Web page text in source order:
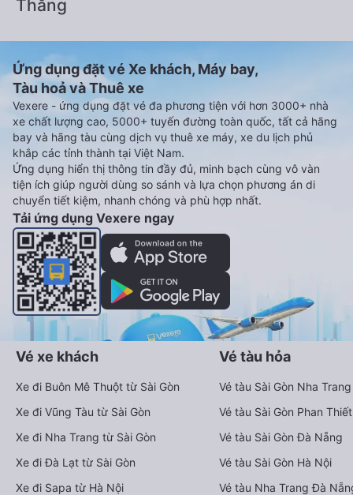
Thắng
Ứng dụng đặt vé Xe khách, Máy bay,
Tàu hoả và Thuê xe
Vexere - ứng dụng đặt vé đa phương tiện với hơn 3000+ nhà
xe chất lượng cao, 5000+ tuyến đường toàn quốc, tất cả hãng
bay và hãng tàu cùng dịch vụ thuê xe máy, xe du lịch phủ
khắp các tỉnh thành tại Việt Nam.
Ứng dụng hiển thị thông tin đầy đủ, minh bạch cùng vô vàn
tiện ích giúp người dùng so sánh và lựa chọn phương án di
chuyển tiết kiệm, nhanh chóng và phù hợp nhất.
Tải ứng dụng Vexere ngay
Vé xe khách
Xe đi Buôn Mê Thuột từ Sài Gòn
Xe đi Vũng Tàu từ Sài Gòn
Xe đi Nha Trang từ Sài Gòn
Xe đi Đà Lạt từ Sài Gòn
Xe đi Sapa từ Hà Nội
Vé tàu hỏa
Vé tàu Sài Gòn Nha Trang
Vé tàu Sài Gòn Phan Thiết
Vé tàu Sài Gòn Đà Nẵng
Vé tàu Sài Gòn Hà Nội
Vé tàu Nha Trang Đà